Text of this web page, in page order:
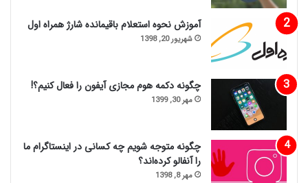
آموزش نحوه استعلام باقیمانده شارژ همراه اول
شهریور 20, 1398
چگونه دکمه هوم مجازی آیفون را فعال کنیم؟!
مهر 30, 1399
چگونه متوجه شویم چه کسانی در اینستاگرام ما
را آنفالو کرده‌اند؟
مهر 8, 1398